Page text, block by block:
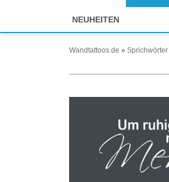
NEUHEITEN
Wandtattoos.de » Sprichwörter